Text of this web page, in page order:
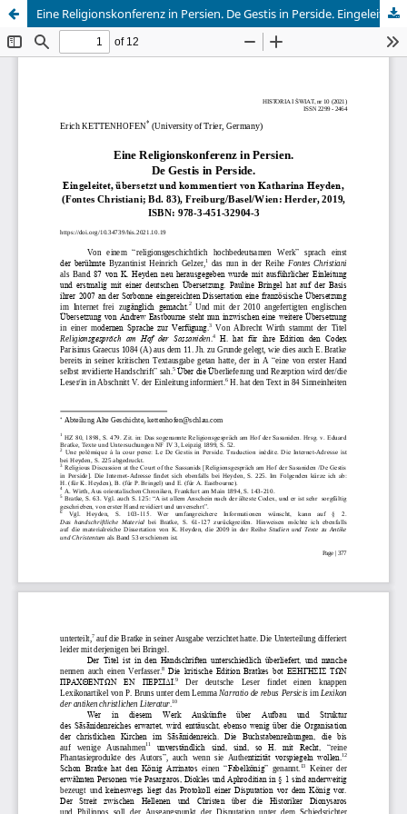
Eine Religionskonferenz in Persien. De Gestis in Perside. Eingeleitet, übersetzt und kommentiert von Katharina Heyden, (Fontes Christiani; Bd. 83), Freiburg/Basel/Wien: Herder, 2019, ISBN: 978-3-451-32904-3